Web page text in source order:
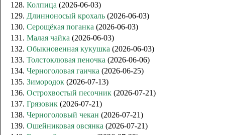
128. Колпица (2026-06-03)
129. Длинноносый крохаль (2026-06-03)
130. Серощёкая поганка (2026-06-03)
131. Малая чайка (2026-06-03)
132. Обыкновенная кукушка (2026-06-03)
133. Толстоклювая пеночка (2026-06-06)
134. Черноголовая гаичка (2026-06-25)
135. Зимородок (2026-07-13)
136. Острохвостый песочник (2026-07-21)
137. Грязовик (2026-07-21)
138. Черноголовый чекан (2026-07-21)
139. Ошейниковая овсянка (2026-07-21)